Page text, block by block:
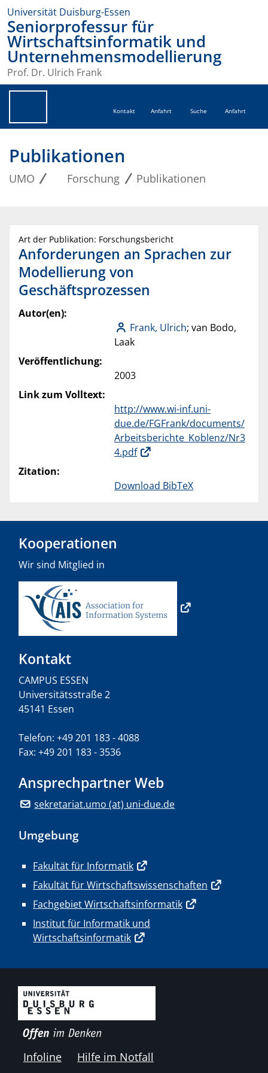
Universität Duisburg-Essen
Seniorprofessur für
Wirtschaftsinformatik und
Unternehmensmodellierung
Prof. Dr. Ulrich Frank
Kontakt Anfahrt Suche Anfahrt
Publikationen
UMO Forschung Publikationen
Art der Publikation: Forschungsbericht
Anforderungen an Sprachen zur
Modellierung von
Geschäftsprozessen
Autor(en):
Frank, Ulrich; van Bodo,
Laak
Veröffentlichung:
2003
Link zum Volltext:
http://www.wi-inf.uni-
due.de/FGFrank/documents/
Arbeitsberichte_Koblenz/Nr3
4.pdf
Zitation:
Download BibTeX
Kooperationen
Wir sind Mitglied in
Kontakt
CAMPUS ESSEN
Universitätsstraße 2
45141 Essen
Telefon: +49 201 183 - 4088
Fax: +49 201 183 - 3536
Ansprechpartner Web
sekretariat.umo (at) uni-due.de
Umgebung
Fakultät für Informatik
Fakultät für Wirtschaftswissenschaften
Fachgebiet Wirtschaftsinformatik
Institut für Informatik und
Wirtschaftsinformatik
Infoline
Hilfe im Notfall